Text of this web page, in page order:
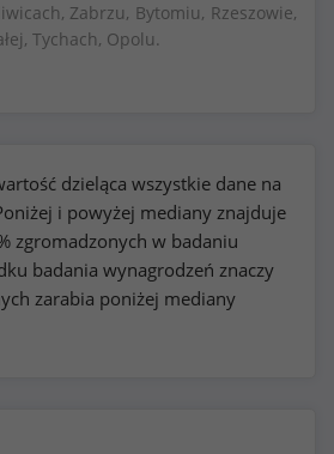
Zabrzu, Bytomiu, Rzeszowie,
Tychach, Opolu.
dzieląca wszystkie dane na
i powyżej mediany znajduje
zgromadzonych w badaniu
badania wynagrodzeń znaczy
zarabia poniżej mediany